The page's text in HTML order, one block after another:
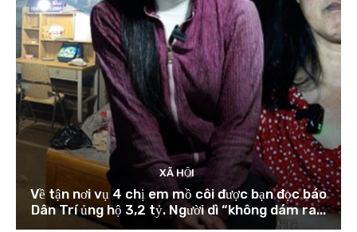
XÃ HỘI
Về tận nơi vụ 4 chị em mồ côi được bạn đọc báo
Dân Trí ủng hộ 3,2 tỷ. Người dì “không dám ra...